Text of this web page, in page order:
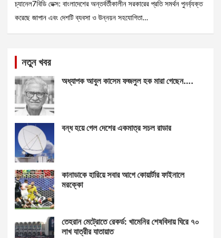
চ্যানেল7বিডি ডেক্স: বাংলাদেশের অন্তর্বর্তীকালীন সরকারের প্রতি সমর্থন পুনর্ব্যক্ত
করেছে জাপান এবং দেশটি ব্যবসা ও উন্নয়ন সহযোগিতা…
নতুন খবর
অধ্যাপক আবুল কাসেম ফজলুল হক মারা গেছেন….
বন্ধ হয়ে গেল দেশের একমাত্র সচল রাডার
কানাডাকে হারিয়ে সবার আগে কোয়ার্টার ফাইনালে
মরক্কো
তেহরান মেট্রোতে রেকর্ড: খামেনির শেষবিদায় ঘিরে ৭০
লাখ যাত্রীর যাতায়াত